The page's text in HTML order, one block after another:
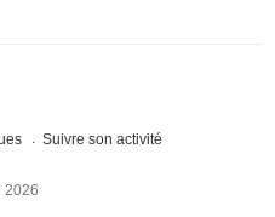
Suivre son activité
2026